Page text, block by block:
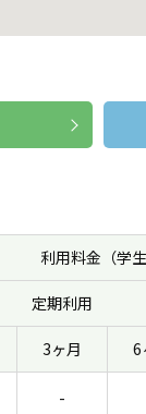
利用料金（学生
定期利用
3ヶ月 6
-